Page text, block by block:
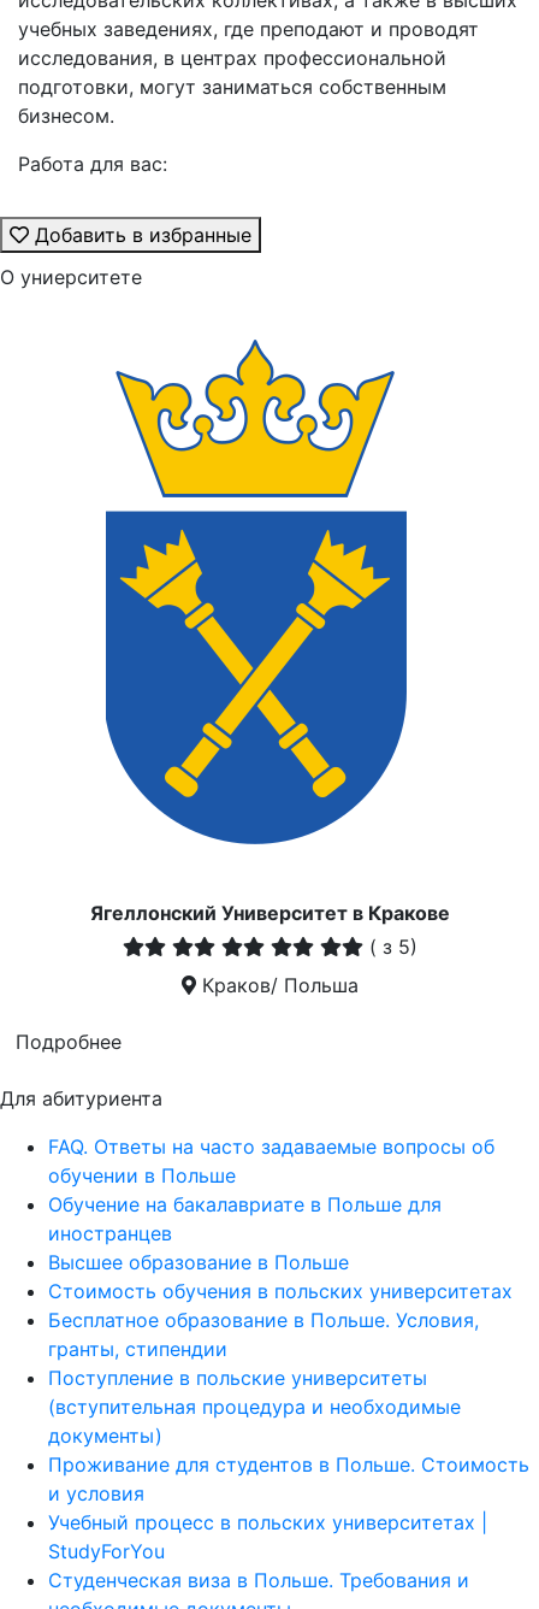
учебных заведениях, где преподают и проводят
исследования, в центрах профессиональной
подготовки, могут заниматься собственным
бизнесом.
Работа для вас:
Добавить в избранные
О униерситете
Ягеллонский Университет в Кракове
( з 5)
Краков/ Польша
Подробнее
Для абитуриента
FAQ. Ответы на часто задаваемые вопросы об
обучении в Польше
Обучение на бакалавриате в Польше для
иностранцев
Высшее образование в Польше
Стоимость обучения в польских университетах
Бесплатное образование в Польше. Условия,
гранты, стипендии
Поступление в польские университеты
(вступительная процедура и необходимые
документы)
Проживание для студентов в Польше. Стоимость
и условия
Учебный процесс в польских университетах |
StudyForYou
Студенческая виза в Польше. Требования и